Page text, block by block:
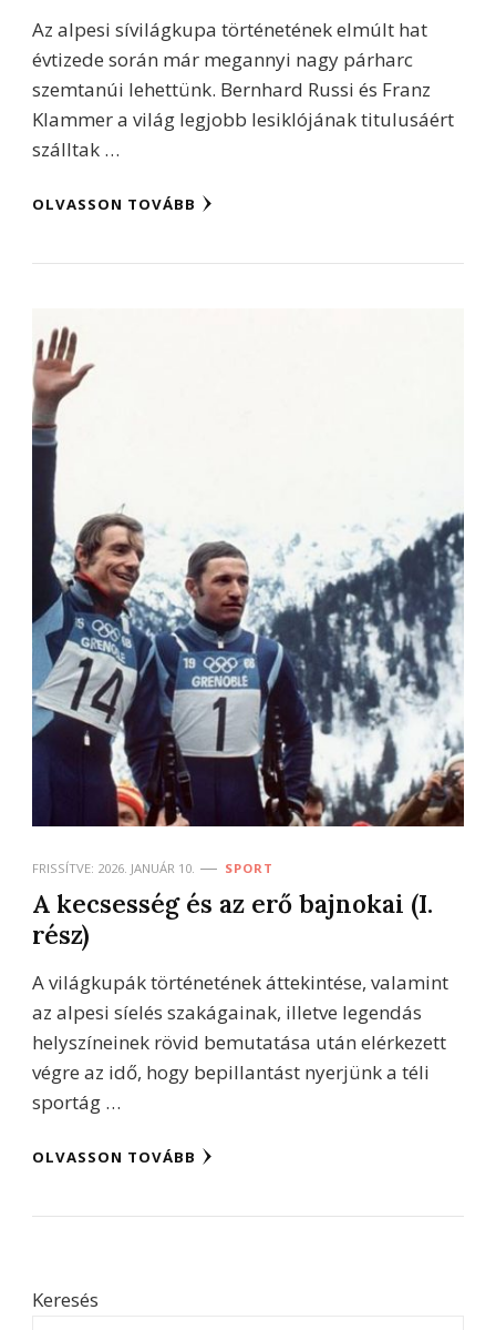
Az alpesi sívilágkupa történetének elmúlt hat
évtizede során már megannyi nagy párharc
szemtanúi lehettünk. Bernhard Russi és Franz
Klammer a világ legjobb lesiklójának titulusáért
szálltak …
OLVASSON TOVÁBB
FRISSÍTVE: 2026. JANUÁR 10. SPORT
A kecsesség és az erő bajnokai (I.
rész)
A világkupák történetének áttekintése, valamint
az alpesi síelés szakágainak, illetve legendás
helyszíneinek rövid bemutatása után elérkezett
végre az idő, hogy bepillantást nyerjünk a téli
sportág …
OLVASSON TOVÁBB
Keresés